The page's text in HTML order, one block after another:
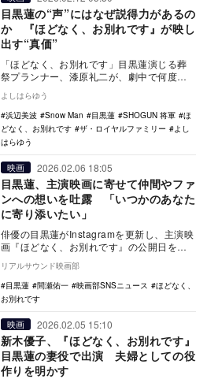
目黒蓮の“声”にはなぜ説得力があるの
か 『ほどなく、お別れです』が映し
出す“真価”
「ほどなく、お別れです」目黒蓮演じる葬
祭プランナー、漆原礼二が、劇中で何度も
は、不思議なや…
よしはらゆう
浜辺美波
Snow Man 目黒蓮 SHOGUN 将軍
ほ
どなく、お別れです
ザ・ロイヤルファミリー
よし
はらゆう
映画 2026.02.06 18:05
目黒蓮、主演映画に寄せて仲間やファ
ンへの想いを吐露 「いつかのあなた
に寄り添いたい」
俳優の目黒蓮がInstagramを更新し、主演映
画『ほどなく、お別れです』の公開日を迎
えた心境を綴った。 目黒は「ほどなく、
…
リアルサウンド映画部
目黒蓮
間瀬佑一 映画部SNSニュース
ほどなく、
お別れです
映画 2026.02.05 15:10
新木優子、『ほどなく、お別れです』
目黒蓮の妻役で出演 夫婦としての役
作りを明かす